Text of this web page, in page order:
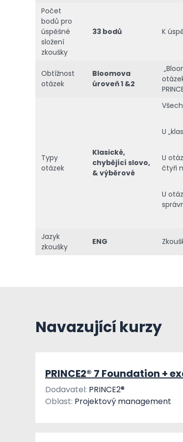
Počet
bodů pro
úspěšné
složení
zkoušky
33 bodů K
Obtížnost
otázek
Bloomova
úroveň 1 &2
Typy
otázek
Klasické,
chybějící slovo,
& výběrové
U
U
čtyři
U
Jazyk
zkoušky
ENG
Navazující kurzy
PRINCE2® 7 Foundation +
Dodavatel: PRINCE2®
Oblast: Projektový management